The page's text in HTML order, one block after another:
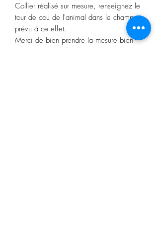
Collier réalisé sur mesure, renseignez le
tour de cou de l'animal dans le champ
prévu à ce effet.
Merci de bien prendre la mesure bien
serrée/tendue afin de pouvoir ajuster le